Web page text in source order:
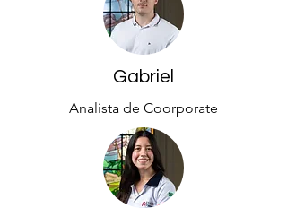
Gabriel
Analista de Coorporate